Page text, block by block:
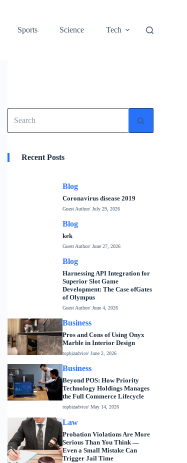
Sports Science Tech
No
results
Recent Posts
Blog
Coronavirus disease 2019
Guest Author/ July 29, 2026
Blog
kek
Guest Author/ June 27, 2026
Blog
Harnessing API Integration for
Superior Slot Game
Development: The Case ofGates
of Olympus
Guest Author/ June 4, 2026
Business
Pros and Cons of Using Onyx
Marble in Interior Design
topbizadvice/ June 2, 2026
Business
Beyond POS: How Priority
Technology Holdings Manages
the Full Commerce Lifecycle
topbizadvice/ May 14, 2026
Law
Probation Violations Are More
Serious Than You Think —
Even a Small Mistake Can
Trigger Jail Time